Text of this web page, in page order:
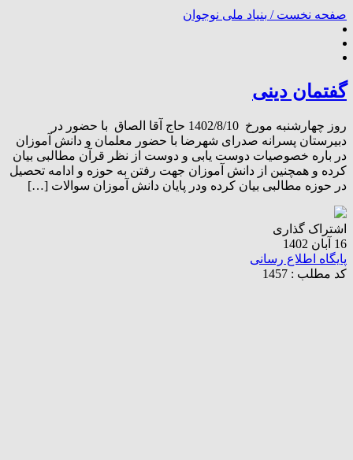
صفحه نخست / بنیاد ملی نوجوان
گفتمان دینی
روز چهارشنبه مورخ 1402/8/10 حاج آقا الصاق با حضور در
دبیرستان پسرانه صدرای شهرضا با حضور معلمان و دانش آموزان
در باره خصوصیات دوست یابی و دوست از نظر قرآن مطالبی بیان
کرده و همچنین از دانش آموزان جهت رفتن به حوزه و ادامه تحصیل
در حوزه مطالبی بیان کرده ودر پایان دانش آموزان سوالات […]
اشتراک گذاری
16 آبان 1402
پایگاه اطلاع رسانی
کد مطلب : 1457